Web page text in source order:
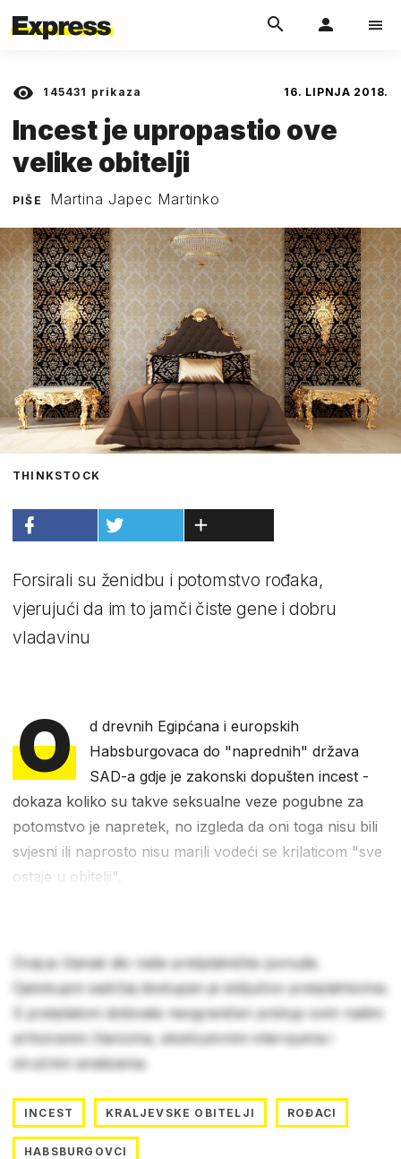
145431 prikaza 16. LIPNJA 2018.
Incest je upropastio ove
velike obitelji
PIŠE Martina Japec Martinko
THINKSTOCK
Forsirali su ženidbu i potomstvo rođaka,
vjerujući da im to jamči čiste gene i dobru
vladavinu
O
d drevnih Egipćana i europskih
Habsburgovaca do "naprednih" država
SAD-a gdje je zakonski dopušten incest -
dokaza koliko su takve seksualne veze pogubne za
potomstvo je napretek, no izgleda da oni toga nisu bili
svjesni ili naprosto nisu marili vodeći se krilaticom "sve
ostaje u obitelji".
Ovaj je članak dio naše pretplatničke ponude.
Cjelokupni sadržaj dostupan je isključivo pretplatnicima.
S pretplatom dobivate neograničen pristup svim našim
arhiviranim člancima, ekskluzivnim intervjuima i
stručnim analizama.
INCEST KRALJEVSKE OBITELJI ROĐACI
HABSBURGOVCI